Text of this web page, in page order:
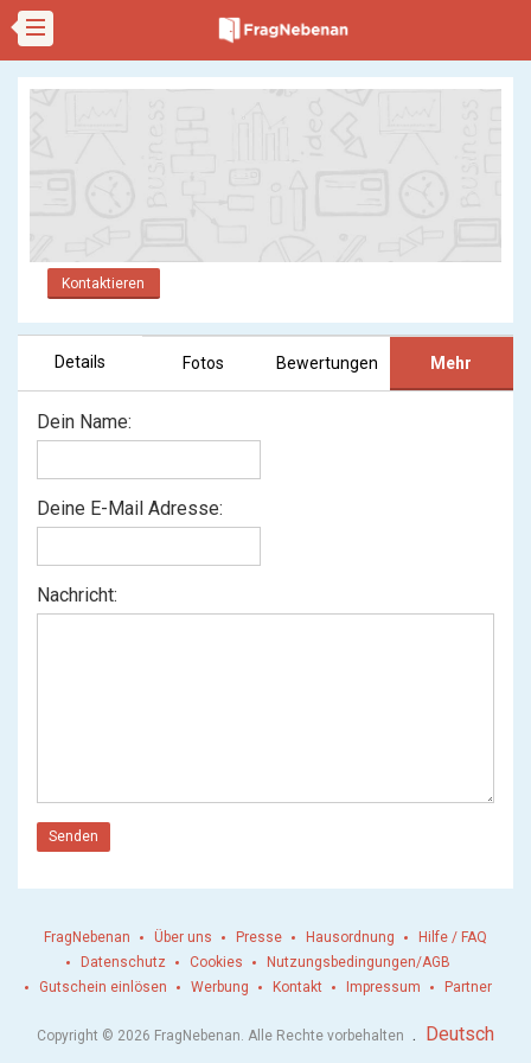
Kontaktieren
Details Fotos Bewertungen Mehr
Dein Name:
Deine E-Mail Adresse:
Nachricht:
Senden
FragNebenan Über uns Presse Hausordnung
Hilfe / FAQ
Datenschutz
Cookies
Nutzungsbedingungen/AGB
Gutschein einlösen
Werbung Kontakt Impressum Partner
Copyright © 2026 FragNebenan. Alle Rechte vorbehalten . Deutsch